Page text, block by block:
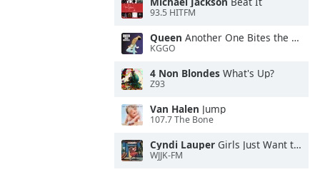
93.5 HITFM
Queen Another One Bites the Dust
KGGO
4 Non Blondes What's Up?
Z93
Van Halen Jump
107.7 The Bone
Cyndi Lauper Girls Just Want to Have Fun
WJJK-FM